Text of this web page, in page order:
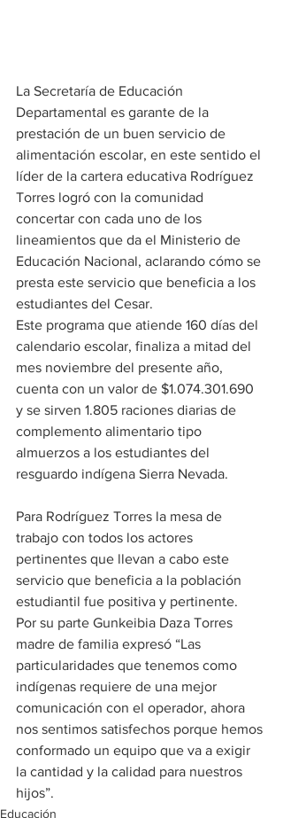
La Secretaría de Educación
Departamental es garante de la
prestación de un buen servicio de
alimentación escolar, en este sentido el
líder de la cartera educativa Rodríguez
Torres logró con la comunidad
concertar con cada uno de los
lineamientos que da el Ministerio de
Educación Nacional, aclarando cómo se
presta este servicio que beneficia a los
estudiantes del Cesar.
Este programa que atiende 160 días del
calendario escolar, finaliza a mitad del
mes noviembre del presente año,
cuenta con un valor de $1.074.301.690
y se sirven 1.805 raciones diarias de
complemento alimentario tipo
almuerzos a los estudiantes del
resguardo indígena Sierra Nevada.
Para Rodríguez Torres la mesa de
trabajo con todos los actores
pertinentes que llevan a cabo este
servicio que beneficia a la población
estudiantil fue positiva y pertinente.
Por su parte Gunkeibia Daza Torres
madre de familia expresó “Las
particularidades que tenemos como
indígenas requiere de una mejor
comunicación con el operador, ahora
nos sentimos satisfechos porque hemos
conformado un equipo que va a exigir
la cantidad y la calidad para nuestros
hijos”.
Educación